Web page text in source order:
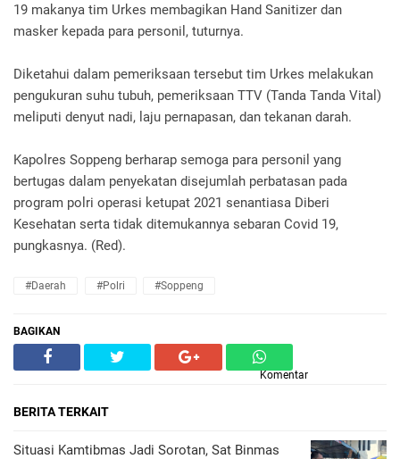
19 makanya tim Urkes membagikan Hand Sanitizer dan
masker kepada para personil, tuturnya.
Diketahui dalam pemeriksaan tersebut tim Urkes melakukan
pengukuran suhu tubuh, pemeriksaan TTV (Tanda Tanda Vital)
meliputi denyut nadi, laju pernapasan, dan tekanan darah.
Kapolres Soppeng berharap semoga para personil yang
bertugas dalam penyekatan disejumlah perbatasan pada
program polri operasi ketupat 2021 senantiasa Diberi
Kesehatan serta tidak ditemukannya sebaran Covid 19,
pungkasnya. (Red).
#Daerah #Polri #Soppeng
BAGIKAN
Komentar
BERITA TERKAIT
Situasi Kamtibmas Jadi Sorotan, Sat Binmas